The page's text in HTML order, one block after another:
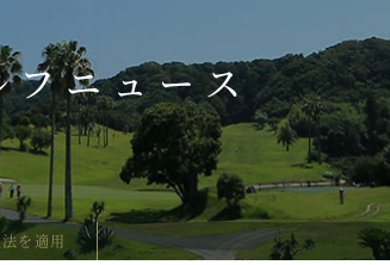
フニュース
を適用